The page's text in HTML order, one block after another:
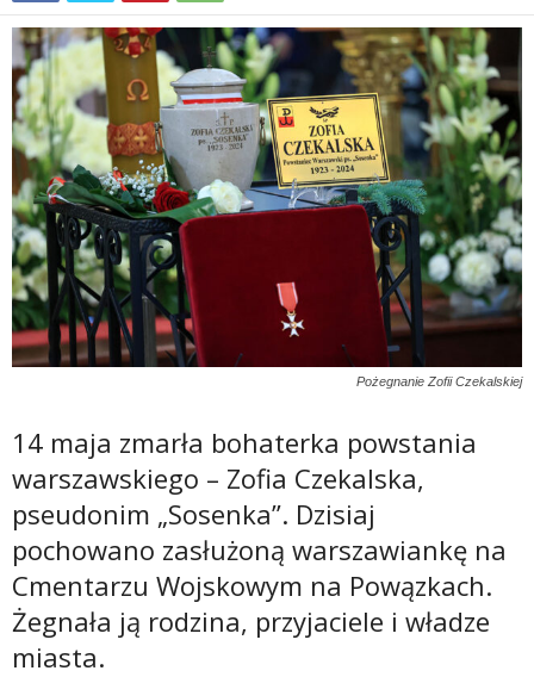
Pożegnanie Zofii Czekalskiej
14 maja zmarła bohaterka powstania
warszawskiego – Zofia Czekalska,
pseudonim „Sosenka”. Dzisiaj
pochowano zasłużoną warszawiankę na
Cmentarzu Wojskowym na Powązkach.
Żegnała ją rodzina, przyjaciele i władze
miasta.